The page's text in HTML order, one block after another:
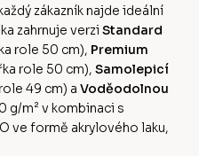
zákazník najde ideální
zahrnuje verzi Standard
role 50 cm), Premium
role 50 cm), Samolepicí
49 cm) a Voděodolnou
g/m² v kombinaci s
ve formě akrylového laku,